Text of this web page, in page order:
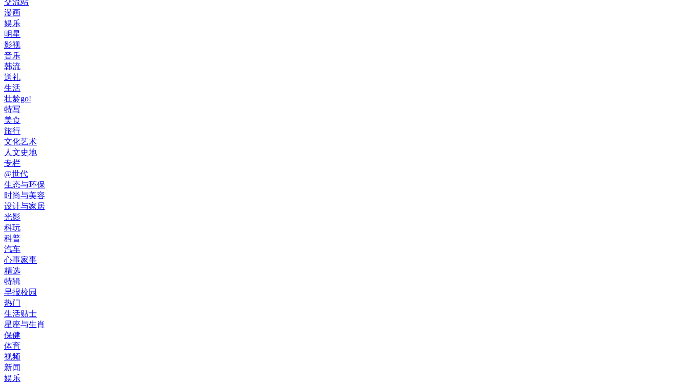
交流站
漫画
娱乐
明星
影视
音乐
韩流
送礼
生活
壮龄go!
特写
美食
旅行
文化艺术
人文史地
专栏
@世代
生态与环保
时尚与美容
设计与家居
光影
科玩
科普
汽车
心事家事
精选
特辑
早报校园
热门
生活贴士
星座与生肖
保健
体育
视频
新闻
娱乐